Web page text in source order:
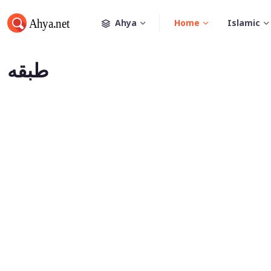
Ahya Home Islamic
طبقه